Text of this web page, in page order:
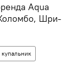
Aqua
Шри-
купальник